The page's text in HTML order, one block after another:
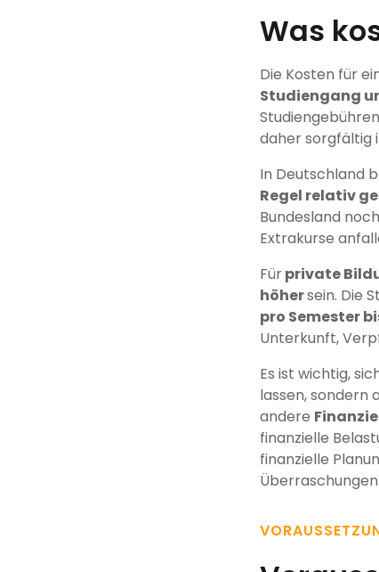
Was
Die Kosten für
Studiengang
daher sorgfältig
In Deutschland
Regel relativ
Bundesland noch
Extrakurse
Fürprivate
höhersein. Die
pro Semester
Unterkunft,
Es ist wichtig,
lassen, sondern
andere
finanzielle
finanzielle